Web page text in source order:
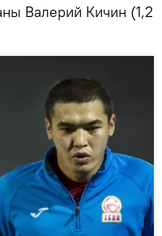
Валерий Кичин (1,2